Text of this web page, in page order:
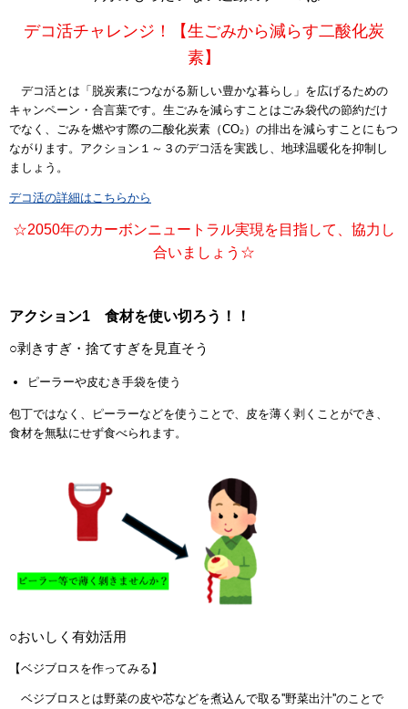
デコ活チャレンジ！【生ごみから減らす二酸化炭
素】
デコ活とは「脱炭素につながる新しい豊かな暮らし」を広げるための
キャンペーン・合言葉です。生ごみを減らすことはごみ袋代の節約だけ
でなく、ごみを燃やす際の二酸化炭素（CO₂）の排出を減らすことにもつ
ながります。アクション１～３のデコ活を実践し、地球温暖化を抑制し
ましょう。
デコ活の詳細はこちらから
☆2050年のカーボンニュートラル実現を目指して、協力し
合いましょう☆
アクション1 食材を使い切ろう！！
○剥きすぎ・捨てすぎを見直そう
ピーラーや皮むき手袋を使う
包丁ではなく、ピーラーなどを使うことで、皮を薄く剥くことができ、
食材を無駄にせず食べられます。
○おいしく有効活用
【ベジブロスを作ってみる】
ベジブロスとは野菜の皮や芯などを煮込んで取る''野菜出汁''のことで